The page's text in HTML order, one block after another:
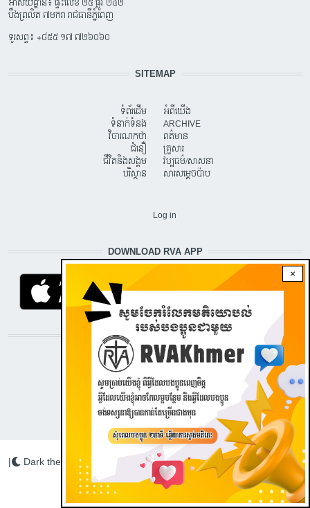
×
បឹងព្រលិត ៧មករា រាជធានីភ្នំពេញ
ទូរសព្ទ៖ +៨៥៥ ១៧ ៧២៦០៦០
SITEMAP
ទំព័រដើម
ទំនាក់ទំនង
វិចារណកថា
ជំនឿ
ជីវិតនិងសង្គម
បរិស្ថាន
អំពីយើង
ARCHIVE
ពត៌មាន
គ្រួសារ
វប្បធម៌/សាសនា
សារសម្តេចប៉ាប
Log in
DOWNLOAD RVA APP
STAY CONNECTED WITH US!
Radio Veritas Asia © 2022
| Dark theme